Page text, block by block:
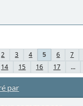
2 3 4 5 6 7
14 15 16 17 ...
par